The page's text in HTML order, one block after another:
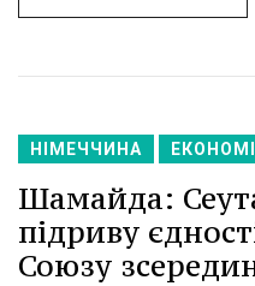
НІМЕЧЧИНА
Шамайда:
підриву
Союзу